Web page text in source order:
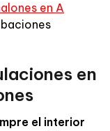
en A
en
el interior